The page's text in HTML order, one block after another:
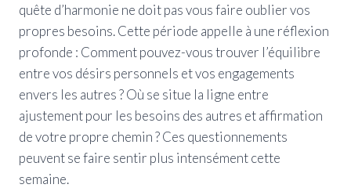
quête d’harmonie ne doit pas vous faire oublier vos
propres besoins. Cette période appelle à une réflexion
profonde : Comment pouvez-vous trouver l’équilibre
entre vos désirs personnels et vos engagements
envers les autres ? Où se situe la ligne entre
ajustement pour les besoins des autres et affirmation
de votre propre chemin ? Ces questionnements
peuvent se faire sentir plus intensément cette
semaine.